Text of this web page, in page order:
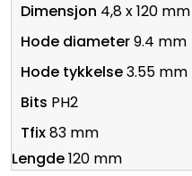
4,8 x 120 mm
9.4 mm
3.55 mm
PH2
83 mm
120 mm